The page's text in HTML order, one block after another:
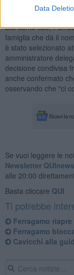
Data
euro solo nell'ultimo
Dal canto suo,
famiglia che dà il
è stato selezionato
amministratore
decisione condivisa
anche confermato
osservando che "ci
Se vuoi leggere le
Newsletter
alle 20:00
Basta cliccare QUI
Ti potrebbe
Ferragamo riapre
Ferragamo
Cavicchi alla